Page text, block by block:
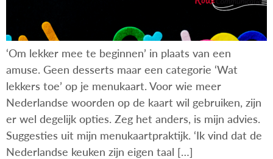
‘Om lekker mee te beginnen’ in plaats van een
amuse. Geen desserts maar een categorie ‘Wat
lekkers toe’ op je menukaart. Voor wie meer
Nederlandse woorden op de kaart wil gebruiken, zijn
er wel degelijk opties. Zeg het anders, is mijn advies.
Suggesties uit mijn menukaartpraktijk. ‘Ik vind dat de
Nederlandse keuken zijn eigen taal […]